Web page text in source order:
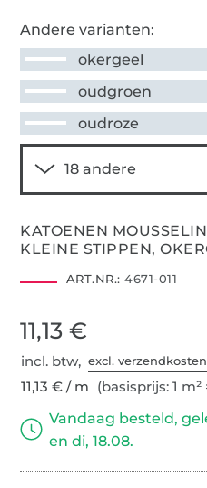
Andere varianten:
okergeel
oudgroen
oudroze
KATOENEN
KLEINE STIPPEN,
ART.NR.: 4671-011
11,13 €
incl. btw,excl. verzendkosten
11,13 € / m (basisprijs: 1 m²
Vandaag besteld,
en di, 18.08.